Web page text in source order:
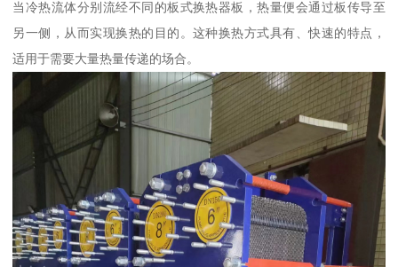
当冷热流体分别流经不同的板式换热器板，热量便会通过板传导至
另一侧，从而实现换热的目的。这种换热方式具有、快速的特点，
适用于需要大量热量传递的场合。